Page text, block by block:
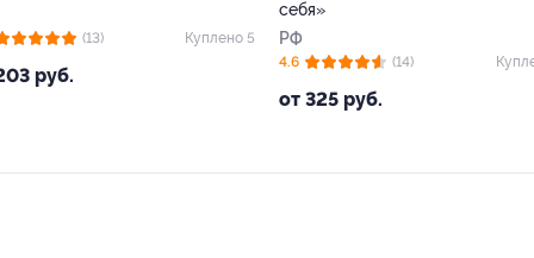
руб.
(13) Куплено 5
себя»
РФ
от 325 руб.
4.6 (14)